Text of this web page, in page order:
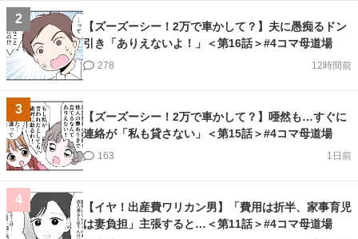
2
【ズーズーシー！2万で車かして？】夫に愚痴るドン
引き「ありえないよ！」＜第16話＞#4コマ母道場
12時間前
278
3
【ズーズーシー！2万で車かして？】唖然も…すぐに
連絡が「私も貸さない」＜第15話＞#4コマ母道場
1日前
163
4
【イヤ！出産費ワリカン男】「費用は折半、家事育児
は妻負担」主張すると…＜第11話＞#4コマ母道場